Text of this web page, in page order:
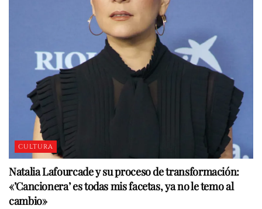
CULTURA
Natalia Lafourcade y su proceso de transformación:
«’Cancionera’ es todas mis facetas, ya no le temo al
cambio»